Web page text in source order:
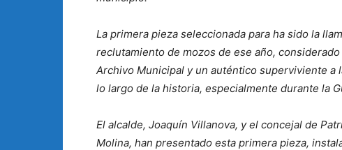
La primera pieza seleccionada para ha sido la
reclutamiento de mozos de ese año,
Archivo Municipal y un auténtico superviviente
lo largo de la historia, especialmente durante la
El alcalde, Joaquín Villanova, y el concejal de
Molina, han presentado esta primera pieza,